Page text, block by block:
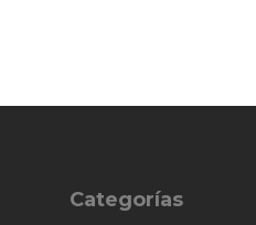
Categorías